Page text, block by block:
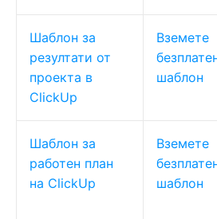
Шаблон за
резултати от
проекта в
ClickUp
Вземете
шаблон
Шаблон за
работен план
на ClickUp
Вземете
шаблон